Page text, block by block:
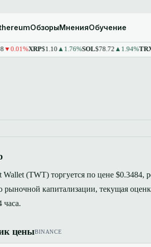
ОбзорыМненияОбучение
XRP$1.10▲1.76% SOL$78.72▲1.94% TRX
Wallet (TWT) торгуется по цене $0.3484,
рыночной капитализации, текущая
часа.
ценыBINANCE